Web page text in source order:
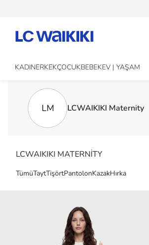
KADINERKEKÇOCUKBEBEKEV | YAŞAM
LM LCWAIKIKI Maternity
LCWAIKIKI MATERNİTY
TümüTaytTişörtPantolonKazakHırka